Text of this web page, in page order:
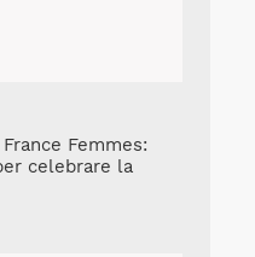
Femmes:
celebrare la